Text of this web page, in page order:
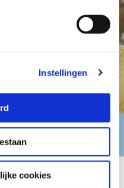
Instellingen
cookies